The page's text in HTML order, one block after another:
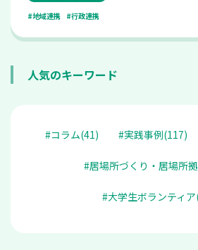
#地域連携
#行政連携
人気のキーワード
#コラム(41) #実践事例(117)
#居場所づくり・居場所
#大学生ボランティ